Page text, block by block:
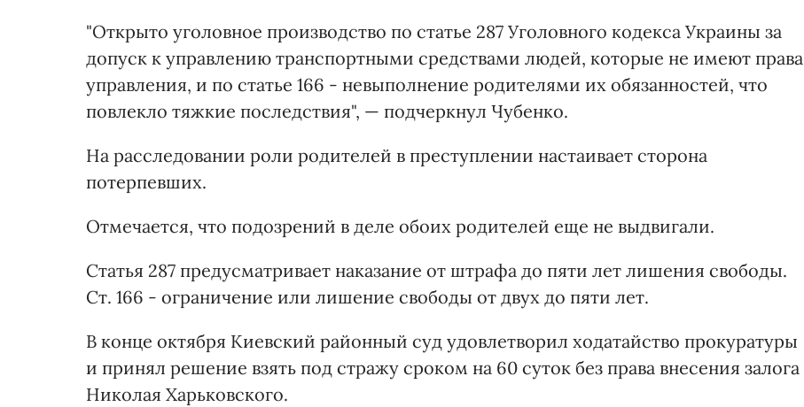
"Открыто уголовное производство по статье 287 Уголовного кодекса Украины за
допуск к управлению транспортными средствами людей, которые не имеют права
управления, и по статье 166 - невыполнение родителями их обязанностей, что
повлекло тяжкие последствия", — подчеркнул Чубенко.
На расследовании роли родителей в преступлении настаивает сторона
потерпевших.
Отмечается, что подозрений в деле обоих родителей еще не выдвигали.
Статья 287 предусматривает наказание от штрафа до пяти лет лишения свободы.
Ст. 166 - ограничение или лишение свободы от двух до пяти лет.
В конце октября Киевский районный суд удовлетворил ходатайство прокуратуры
и принял решение взять под стражу сроком на 60 суток без права внесения залога
Николая Харьковского.